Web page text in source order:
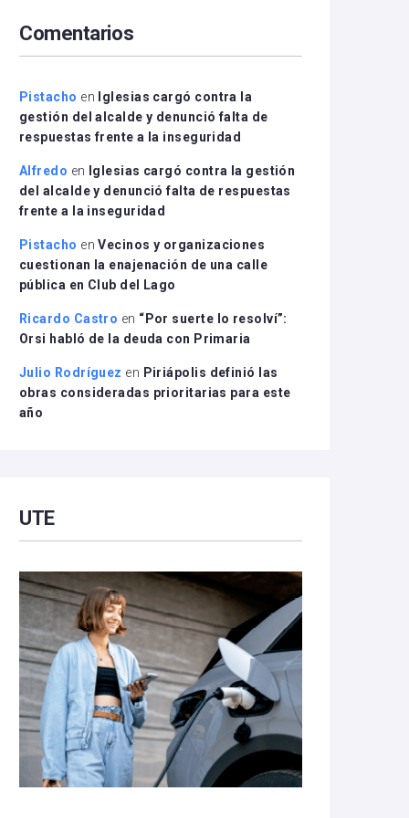
disminuir
el
Comentarios
Pistacho en
Iglesias cargó contra la
gestión del alcalde y denunció falta de
respuestas frente a la inseguridad
Alfredo en
Iglesias cargó contra la gestión
del alcalde y denunció falta de respuestas
frente a la inseguridad
Pistacho enVecinos y organizaciones
cuestionan la enajenación de una calle
pública en Club del Lago
Ricardo Castro en “Por suerte lo resolví”:
Orsi habló de la deuda con Primaria
Julio Rodríguez en Piriápolis definió las
obras consideradas prioritarias para este
año
UTE